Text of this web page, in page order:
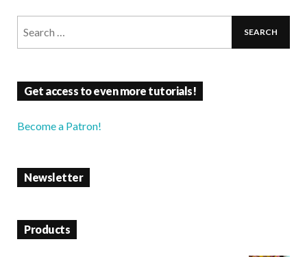
Get access to even more tutorials!
Become a Patron!
Newsletter
Products